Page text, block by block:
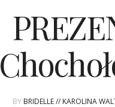
BY BRIDELLE // KAROLINA